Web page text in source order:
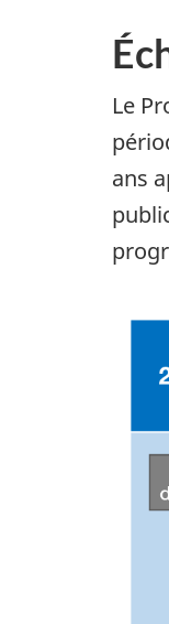
Le
ans